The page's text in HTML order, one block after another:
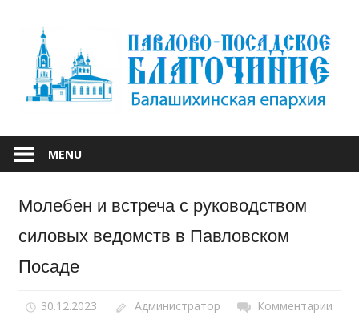
content
ПАВЛОВО-
ПОСАДСКОЕ
БЛАГОЧИНИЕ
MENU
Молебен и встреча с руководством
силовых ведомств в Павловском
Посаде
30.12.2023 Администратор Комментарии